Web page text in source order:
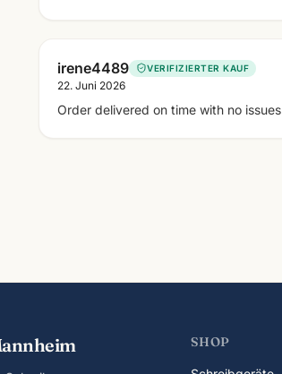
irene4489 VERIFIZIERTER KAUF
22. Juni 2026
Order delivered on time with no issues
SHOP